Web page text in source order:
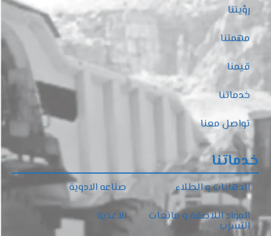
رؤيتنا
مهمتنا
قيمنا
خدماتنا
تواصل معنا
خدماتنا
الدهانات و الطلاء
المواد اللاصقة و مانعات
التسرب
صناعه الادوية
الاغذية